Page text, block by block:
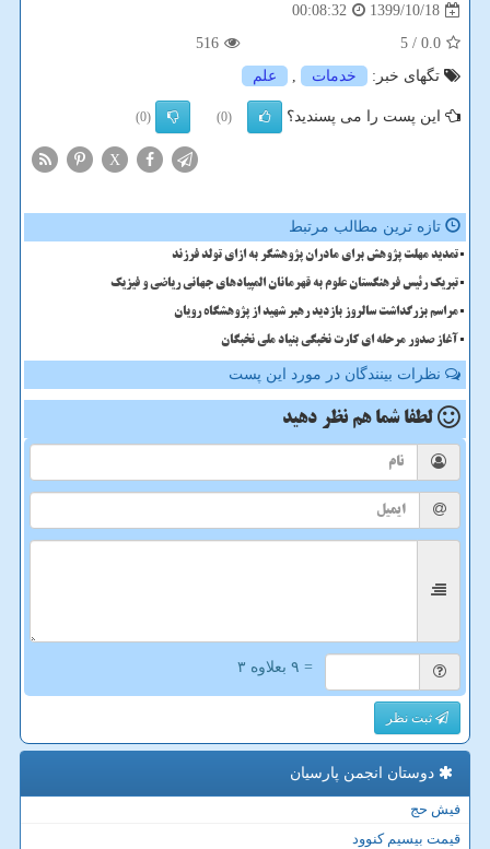
1399/10/18
00:08:32
0.0
/ 5
516
تگهای خبر:
خدمات , علم
این پست را می پسندید؟ (0)
(0)
X
تازه ترین مطالب مرتبط
تمدید مهلت پژوهش برای مادران پژوهشگر به ازای تولد فرزند
تبریک رئیس فرهنگستان علوم به قهرمانان المپیادهای جهانی ریاضی و فیزیک
مراسم بزرگداشت سالروز بازدید رهبر شهید از پژوهشگاه رویان
آغاز صدور مرحله ای کارت نخبگی بنیاد ملی نخبگان
نظرات بینندگان در مورد این پست
لطفا شما هم نظر دهید
= ۹ بعلاوه ۳
ثبت نظر
دوستان انجمن پارسیان
فیش حج
قیمت بیسیم کنوود